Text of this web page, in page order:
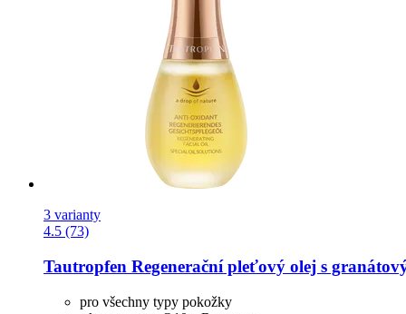
3 varianty
4.5 (73)
Tautropfen Regenerační pleťový olej s
pro všechny typy pokožky